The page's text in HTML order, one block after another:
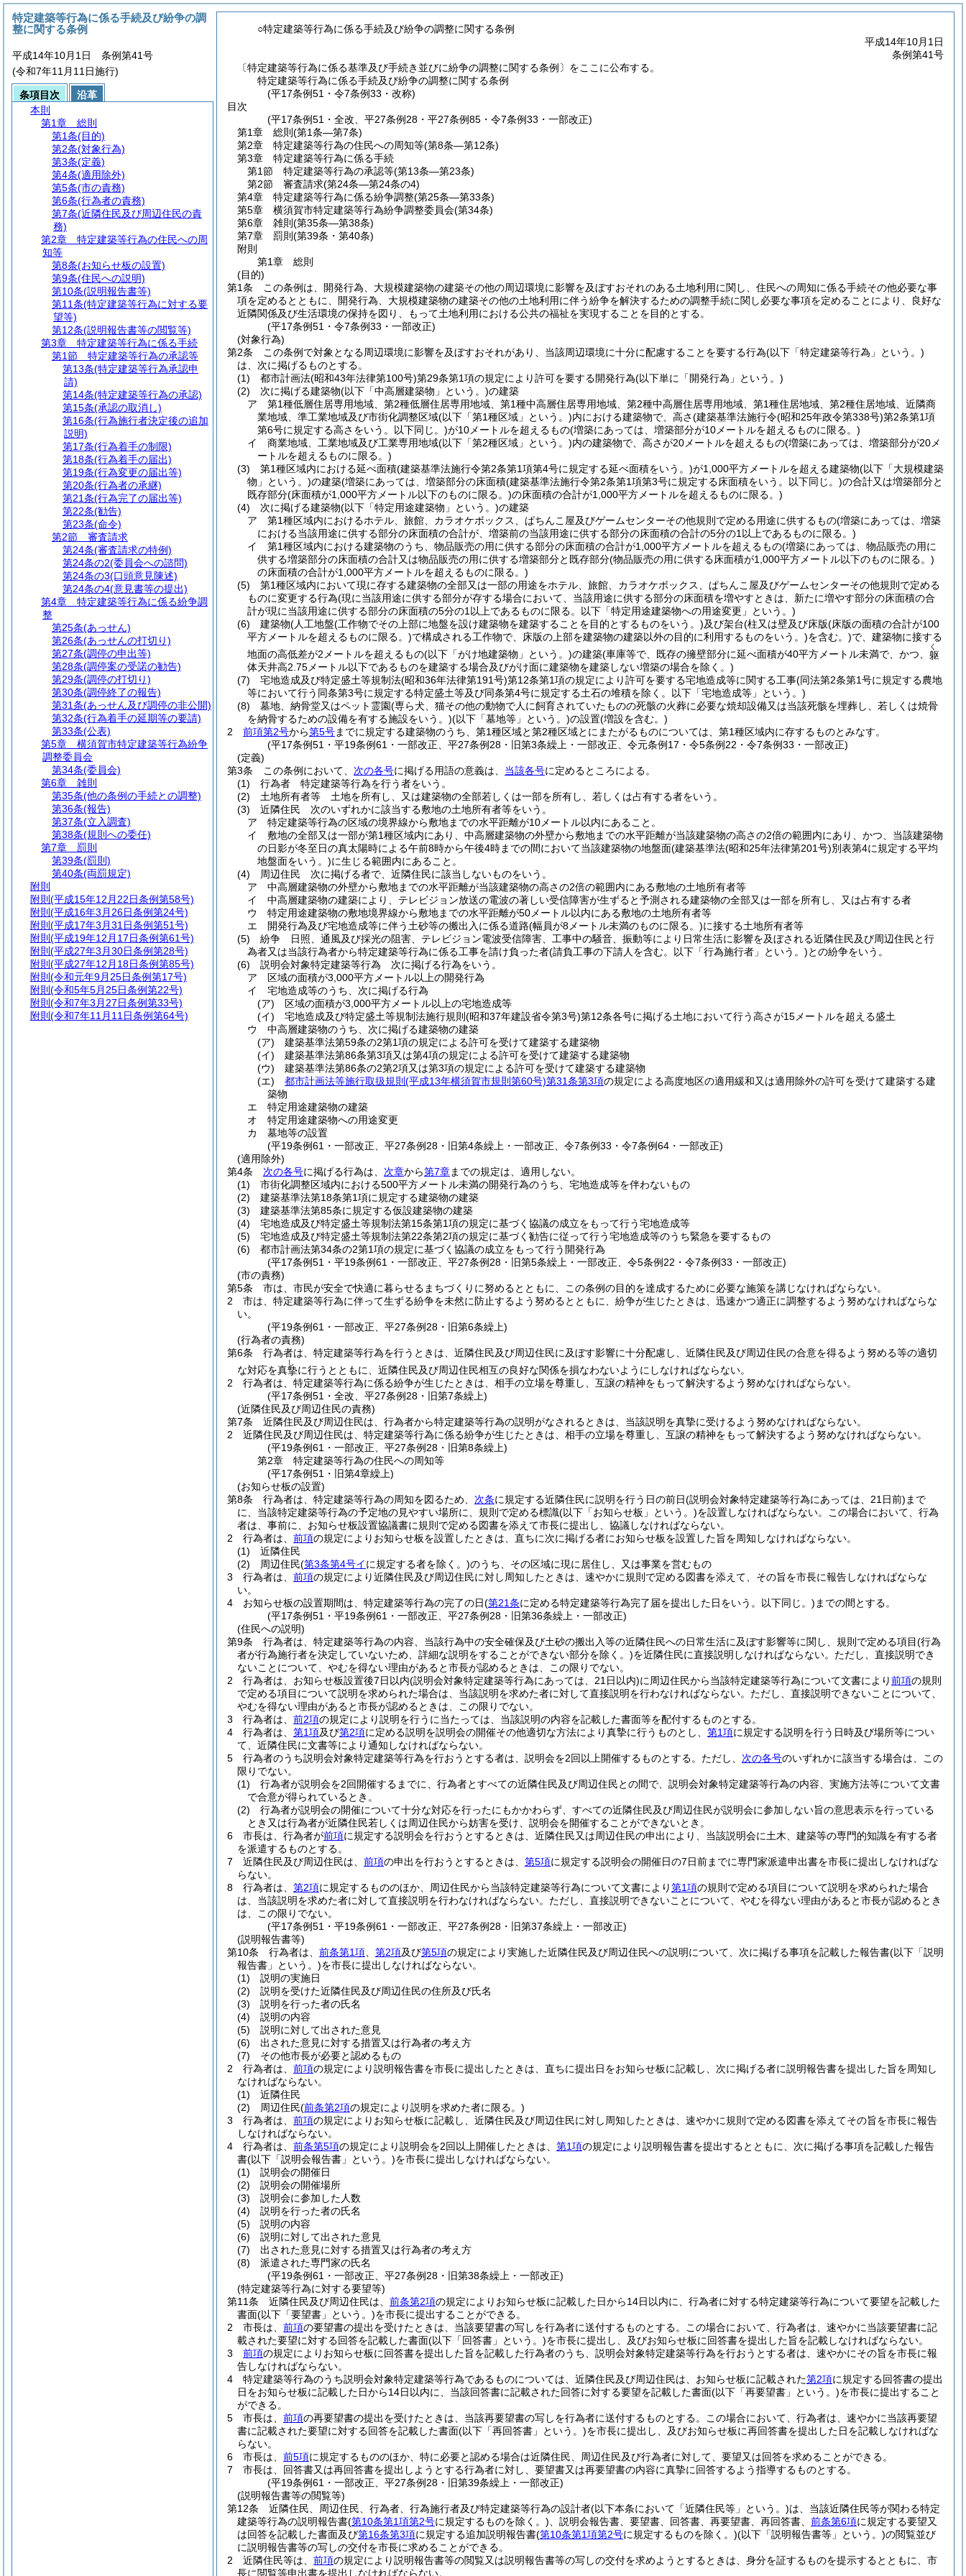
○特定建築等行為に係る手続及び紛争の調整に関する条例
平成14年10月1日
条例第41号
〔特定建築等行為に係る基準及び手続き並びに紛争の調整に関する条例〕をここに公布する。
特定建築等行為に係る手続及び紛争の調整に関する条例
(平17条例51・令7条例33・改称)
目次
(平17条例51・全改、平27条例28・平27条例85・令7条例33・一部改正)
第1章
総則 (第1条―第7条)
第2章
特定建築等行為の住民への周知等(第8条―第12条)
第3章
特定建築等行為に係る手続
第1節
特定建築等行為の承認等(第13条―第23条)
第2節
審査請求(第24条―第24条の4)
第4章
特定建築等行為に係る紛争調整(第25条―第33条)
第5章
横須賀市特定建築等行為紛争調整委員会(第34条)
第6章
雑則 (第35条―第38条)
第7章
罰則 (第39条・第40条)
附則
第1章
総則
(目的)
第1条
この条例は、開発行為、大規模建築物の建築その他の周辺環境に影響を及ぼすおそれのある土地利用に関し、住民への周知に係る手続その他必要な事
項を定めるとともに、開発行為、大規模建築物の建築その他の土地利用に伴う紛争を解決するための調整手続に関し必要な事項を定めることにより、良好な
近隣関係及び生活環境の保持を図り、もって土地利用における公共の福祉を実現することを目的とする。
(平17条例51・令7条例33・一部改正)
(対象行為)
第2条
この条例で対象となる周辺環境に影響を及ぼすおそれがあり、当該周辺環境に十分に配慮することを要する行為(以下「特定建築等行為」という。)
は、次に掲げるものとする。
(1)
都市計画法(昭和43年法律第100号)第29条第1項の規定により許可を要する開発行為(以下単に「開発行為」という。)
(2)
次に掲げる建築物(以下「中高層建築物」という。)の建築
ア
第1種低層住居専用地域、第2種低層住居専用地域、第1種中高層住居専用地域、第2種中高層住居専用地域、第1種住居地域、第2種住居地域、近隣商
業地域、準工業地域及び市街化調整区域(以下「第1種区域」という。)内における建築物で、高さ(建築基準法施行令(昭和25年政令第338号)第2条第1項
第6号に規定する高さをいう。以下同じ。)が10メートルを超えるもの(増築にあっては、増築部分が10メートルを超えるものに限る。)
イ
商業地域、工業地域及び工業専用地域(以下「第2種区域」という。)内の建築物で、高さが20メートルを超えるもの(増築にあっては、増築部分が20メ
ートルを超えるものに限る。)
(3)
第1種区域内における延べ面積(建築基準法施行令第2条第1項第4号に規定する延べ面積をいう。)が1,000平方メートルを超える建築物(以下「大規模建築
物」という。)の建築(増築にあっては、増築部分の床面積(建築基準法施行令第2条第1項第3号に規定する床面積をいう。以下同じ。)の合計又は増築部分と
既存部分(床面積が1,000平方メートル以下のものに限る。)の床面積の合計が1,000平方メートルを超えるものに限る。)
(4)
次に掲げる建築物(以下「特定用途建築物」という。)の建築
ア
第1種区域内におけるホテル、旅館、カラオケボックス、ぱちんこ屋及びゲームセンターその他規則で定める用途に供するもの(増築にあっては、増築
における当該用途に供する部分の床面積の合計が、増築前の当該用途に供する部分の床面積の合計の5分の1以上であるものに限る。)
イ
第1種区域内における建築物のうち、物品販売の用に供する部分の床面積の合計が1,000平方メートルを超えるもの(増築にあっては、物品販売の用に
供する増築部分の床面積の合計又は物品販売の用に供する増築部分と既存部分(物品販売の用に供する床面積が1,000平方メートル以下のものに限る。)
の床面積の合計が1,000平方メートルを超えるものに限る。)
(5)
第1種区域内において現に存する建築物の全部又は一部の用途をホテル、旅館、カラオケボックス、ぱちんこ屋及びゲームセンターその他規則で定める
ものに変更する行為(現に当該用途に供する部分が存する場合において、当該用途に供する部分の床面積を増やすときは、新たに増やす部分の床面積の合
計が現に当該用途に供する部分の床面積の5分の1以上であるものに限る。以下「特定用途建築物への用途変更」という。)
(6)
建築物(人工地盤(工作物でその上部に地盤を設け建築物を建築することを目的とするものをいう。)及び架台(柱又は壁及び床版(床版の面積の合計が100
平方メートルを超えるものに限る。)で構成される工作物で、床版の上部を建築物の建築以外の目的に利用するものをいう。)を含む。)で、建築物に接する
地面の高低差が2メートルを超えるもの(以下「がけ地建築物」という。)の建築(車庫等で、既存の擁壁部分に延べ面積が40平方メートル未満で、かつ、 躯
く
体天井高2.75メートル以下であるものを建築する場合及びがけ面に建築物を建築しない増築の場合を除く。)
(7)
宅地造成及び特定盛土等規制法(昭和36年法律第191号)第12条第1項の規定により許可を要する宅地造成等に関する工事(同法第2条第1号に規定する農地
等において行う同条第3号に規定する特定盛土等及び同条第4号に規定する土石の堆積を除く。以下「宅地造成等」という。)
(8)
墓地、納骨堂又はペット霊園(専ら犬、猫その他の動物で人に飼育されていたものの死骸の火葬に必要な焼却設備又は当該死骸を埋葬し、若しくは焼骨
を納骨するための設備を有する施設をいう。)(以下「墓地等」という。)の設置(増設を含む。)
2
前項第2号から第5号までに規定する建築物のうち、第1種区域と第2種区域とにまたがるものについては、第1種区域内に存するものとみなす。
(平17条例51・平19条例61・一部改正、平27条例28・旧第3条繰上・一部改正、令元条例17・令5条例22・令7条例33・一部改正)
(定義)
第3条
この条例において、 次の各号に掲げる用語の意義は、 当該各号に定めるところによる。
(1)
行為者 特定建築等行為を行う者をいう。
(2)
土地所有者等 土地を所有し、又は建築物の全部若しくは一部を所有し、若しくは占有する者をいう。
(3)
近隣住民 次のいずれかに該当する敷地の土地所有者等をいう。
ア
特定建築等行為の区域の境界線から敷地までの水平距離が10メートル以内にあること。
イ
敷地の全部又は一部が第1種区域内にあり、中高層建築物の外壁から敷地までの水平距離が当該建築物の高さの2倍の範囲内にあり、かつ、当該建築物
の日影が冬至日の真太陽時による午前8時から午後4時までの間において当該建築物の地盤面(建築基準法(昭和25年法律第201号)別表第4に規定する平均
地盤面をいう。)に生じる範囲内にあること。
(4)
周辺住民 次に掲げる者で、近隣住民に該当しないものをいう。
ア
中高層建築物の外壁から敷地までの水平距離が当該建築物の高さの2倍の範囲内にある敷地の土地所有者等
イ
中高層建築物の建築により、テレビジョン放送の電波の著しい受信障害が生ずると予測される建築物の全部又は一部を所有し、又は占有する者
ウ
特定用途建築物の敷地境界線から敷地までの水平距離が50メートル以内にある敷地の土地所有者等
エ
開発行為及び宅地造成等に伴う土砂等の搬出入に係る道路(幅員が8メートル未満のものに限る。)に接する土地所有者等
(5)
紛争 日照、通風及び採光の阻害、テレビジョン電波受信障害、工事中の騒音、振動等により日常生活に影響を及ぼされる近隣住民及び周辺住民と行
為者又は当該行為者から特定建築等行為に係る工事を請け負った者(請負工事の下請人を含む。以下「行為施行者」という。)との紛争をいう。
(6)
説明会対象特定建築等行為 次に掲げる行為をいう。
ア
区域の面積が3,000平方メートル以上の開発行為
イ
宅地造成等のうち、次に掲げる行為
(ア)
区域の面積が3,000平方メートル以上の宅地造成等
(イ)
宅地造成及び特定盛土等規制法施行規則(昭和37年建設省令第3号)第12条各号に掲げる土地において行う高さが15メートルを超える盛土
ウ
中高層建築物のうち、次に掲げる建築物の建築
(ア)
建築基準法第59条の2第1項の規定による許可を受けて建築する建築物
(イ)
建築基準法第86条第3項又は第4項の規定による許可を受けて建築する建築物
(ウ)
建築基準法第86条の2第2項又は第3項の規定による許可を受けて建築する建築物
(エ)
都市計画法等施行取扱規則(平成13年横須賀市規則第60号)第31条第3項の規定による高度地区の適用緩和又は適用除外の許可を受けて建築する建
築物
エ
特定用途建築物の建築
オ
特定用途建築物への用途変更
カ
墓地等の設置
(平19条例61・一部改正、平27条例28・旧第4条繰上・一部改正、令7条例33・令7条例64・一部改正)
(適用除外)
第4条
次の各号に掲げる行為は、 次章から第7章までの規定は、適用しない。
(1)
市街化調整区域内における500平方メートル未満の開発行為のうち、宅地造成等を伴わないもの
(2)
建築基準法第18条第1項に規定する建築物の建築
(3)
建築基準法第85条に規定する仮設建築物の建築
(4)
宅地造成及び特定盛土等規制法第15条第1項の規定に基づく協議の成立をもって行う宅地造成等
(5)
宅地造成及び特定盛土等規制法第22条第2項の規定に基づく勧告に従って行う宅地造成等のうち緊急を要するもの
(6)
都市計画法第34条の2第1項の規定に基づく協議の成立をもって行う開発行為
(平17条例51・平19条例61・一部改正、平27条例28・旧第5条繰上・一部改正、令5条例22・令7条例33・一部改正)
(市の責務)
第5条
市は、市民が安全で快適に暮らせるまちづくりに努めるとともに、この条例の目的を達成するために必要な施策を講じなければならない。
2
市は、特定建築等行為に伴って生ずる紛争を未然に防止するよう努めるとともに、紛争が生じたときは、迅速かつ適正に調整するよう努めなければならな
い。
(平19条例61・一部改正、平27条例28・旧第6条繰上)
(行為者の責務)
第6条
行為者は、特定建築等行為を行うときは、近隣住民及び周辺住民に及ぼす影響に十分配慮し、近隣住民及び周辺住民の合意を得るよう努める等の適切
な対応を真摯
し
に行うとともに、近隣住民及び周辺住民相互の良好な関係を損なわないようにしなければならない。
2
行為者は、特定建築等行為に係る紛争が生じたときは、相手の立場を尊重し、互譲の精神をもって解決するよう努めなければならない。
(平17条例51・全改、平27条例28・旧第7条繰上)
(近隣住民及び周辺住民の責務)
第7条
近隣住民及び周辺住民は、行為者から特定建築等行為の説明がなされるときは、当該説明を真摯に受けるよう努めなければならない。
2
近隣住民及び周辺住民は、特定建築等行為に係る紛争が生じたときは、相手の立場を尊重し、互譲の精神をもって解決するよう努めなければならない。
(平19条例61・一部改正、平27条例28・旧第8条繰上)
第2章
特定建築等行為の住民への周知等
(平17条例51・旧第4章繰上)
(お知らせ板の設置)
第8条
行為者は、特定建築等行為の周知を図るため、 次条に規定する近隣住民に説明を行う日の前日(説明会対象特定建築等行為にあっては、21日前) まで
に、当該特定建築等行為の予定地の見やすい場所に、規則で定める標識(以下「お知らせ板」という。)を設置しなければならない。
この場合において、行為
者は、事前に、お知らせ板設置協議書に規則で定める図書を添えて市長に提出し、協議しなければならない。
2
行為者は、 前項の規定によりお知らせ板を設置したときは、直ちに次に掲げる者にお知らせ板を設置した旨を周知しなければならない。
(1)
近隣住民
(2)
周辺住民(第3条第4号イに規定する者を除く。)のうち、その区域に現に居住し、又は事業を営むもの
3
行為者は、 前項の規定により近隣住民及び周辺住民に対し周知したときは、速やかに規則で定める図書を添えて、その旨を市長に報告しなければならな
い。
4
お知らせ板の設置期間は、特定建築等行為の完了の日(第21条に定める特定建築等行為完了届を提出した日をいう。以下同じ。) までの間とする。
(平17条例51・平19条例61・一部改正、平27条例28・旧第36条繰上・一部改正)
(住民への説明)
第9条
行為者は、特定建築等行為の内容、当該行為中の安全確保及び土砂の搬出入等の近隣住民への日常生活に及ぼす影響等に関し、規則で定める項目(行為
者が行為施行者を決定していないため、詳細な説明をすることができない部分を除く。)を近隣住民に直接説明しなければならない。 ただし、直接説明でき
ないことについて、やむを得ない理由があると市長が認めるときは、この限りでない。
2
行為者は、お知らせ板設置後7日以内(説明会対象特定建築等行為にあっては、21日以内)に周辺住民から当該特定建築等行為について文書により前項の規則
で定める項目について説明を求められた場合は、当該説明を求めた者に対して直接説明を行わなければならない。 ただし、直接説明できないことについて、
やむを得ない理由があると市長が認めるときは、この限りでない。
3
行為者は、 前2項の規定により説明を行うに当たっては、当該説明の内容を記載した書面等を配付するものとする。
4
行為者は、 第1項及び第2項に定める説明を説明会の開催その他適切な方法により真摯に行うものとし、 第1項に規定する説明を行う日時及び場所等につい
て、近隣住民に文書等により通知しなければならない。
5
行為者のうち説明会対象特定建築等行為を行おうとする者は、説明会を2回以上開催するものとする。 ただし、 次の各号のいずれかに該当する場合は、この
限りでない。
(1)
行為者が説明会を2回開催するまでに、行為者とすべての近隣住民及び周辺住民との間で、説明会対象特定建築等行為の内容、実施方法等について文書
で合意が得られているとき。
(2)
行為者が説明会の開催について十分な対応を行ったにもかかわらず、すべての近隣住民及び周辺住民が説明会に参加しない旨の意思表示を行っている
とき又は行為者が近隣住民若しくは周辺住民から妨害を受け、説明会を開催することができないとき。
6
市長は、行為者が前項に規定する説明会を行おうとするときは、近隣住民又は周辺住民の申出により、当該説明会に土木、建築等の専門的知識を有する者
を派遣するものとする。
7
近隣住民及び周辺住民は、 前項の申出を行おうとするときは、 第5項に規定する説明会の開催日の7日前までに専門家派遣申出書を市長に提出しなければな
らない。
8
行為者は、 第2項に規定するもののほか、周辺住民から当該特定建築等行為について文書により第1項の規則で定める項目について説明を求められた場合
は、当該説明を求めた者に対して直接説明を行わなければならない。 ただし、直接説明できないことについて、やむを得ない理由があると市長が認めるとき
は、この限りでない。
(平17条例51・平19条例61・一部改正、平27条例28・旧第37条繰上・一部改正)
(説明報告書等)
第10条
行為者は、 前条第1項 第2項及び第5項の規定により実施した近隣住民及び周辺住民への説明について、次に掲げる事項を記載した報告書(以下「説明
報告書」という。)を市長に提出しなければならない。
(1)
説明の実施日
(2)
説明を受けた近隣住民及び周辺住民の住所及び氏名
(3)
説明を行った者の氏名
(4)
説明の内容
(5)
説明に対して出された意見
(6)
出された意見に対する措置又は行為者の考え方
(7)
その他市長が必要と認めるもの
2
行為者は、 前項の規定により説明報告書を市長に提出したときは、直ちに提出日をお知らせ板に記載し、次に掲げる者に説明報告書を提出した旨を周知し
なければならない。
(1)
近隣住民
(2)
周辺住民(前条第2項の規定により説明を求めた者に限る。)
3
行為者は、 前項の規定によりお知らせ板に記載し、近隣住民及び周辺住民に対し周知したときは、速やかに規則で定める図書を添えてその旨を市長に報告
しなければならない。
4
行為者は、 前条第5項の規定により説明会を2回以上開催したときは、 第1項の規定により説明報告書を提出するとともに、次に掲げる事項を記載した報告
書(以下「説明会報告書」という。)を市長に提出しなければならない。
(1)
説明会の開催日
(2)
説明会の開催場所
(3)
説明会に参加した人数
(4)
説明を行った者の氏名
(5)
説明の内容
(6)
説明に対して出された意見
(7)
出された意見に対する措置又は行為者の考え方
(8)
派遣された専門家の氏名
(平19条例61・一部改正、平27条例28・旧第38条繰上・一部改正)
(特定建築等行為に対する要望等)
第11条
近隣住民及び周辺住民は、 前条第2項の規定によりお知らせ板に記載した日から14日以内に、行為者に対する特定建築等行為について要望を記載した
書面(以下「要望書」という。)を市長に提出することができる。
2
市長は、 前項の要望書の提出を受けたときは、当該要望書の写しを行為者に送付するものとする。
この場合において、行為者は、速やかに当該要望書に記
載された要望に対する回答を記載した書面(以下「回答書」という。)を市長に提出し、及びお知らせ板に回答書を提出した旨を記載しなければならない。
3
前項の規定によりお知らせ板に回答書を提出した旨を記載した行為者のうち、説明会対象特定建築等行為を行おうとする者は、速やかにその旨を市長に報
告しなければならない。
4
特定建築等行為のうち説明会対象特定建築等行為であるものについては、近隣住民及び周辺住民は、お知らせ板に記載された第2項に規定する回答書の提出
日をお知らせ板に記載した日から14日以内に、当該回答書に記載された回答に対する要望を記載した書面(以下「再要望書」という。)を市長に提出すること
ができる。
5
市長は、 前項の再要望書の提出を受けたときは、当該再要望書の写しを行為者に送付するものとする。
この場合において、行為者は、速やかに当該再要望
書に記載された要望に対する回答を記載した書面(以下「再回答書」という。)を市長に提出し、及びお知らせ板に再回答書を提出した日を記載しなければな
らない。
6
市長は、 前5項に規定するもののほか、特に必要と認める場合は近隣住民、周辺住民及び行為者に対して、要望又は回答を求めることができる。
7
市長は、回答書又は再回答書を提出しようとする行為者に対し、要望書又は再要望書の内容に真摯に回答するよう指導するものとする。
(平19条例61・一部改正、平27条例28・旧第39条繰上・一部改正)
(説明報告書等の閲覧等)
第12条
近隣住民、周辺住民、行為者、行為施行者及び特定建築等行為の設計者(以下本条において「近隣住民等」という。)は、当該近隣住民等が関わる特定
建築等行為の説明報告書(第10条第1項第2号に規定するものを除く。) 、説明会報告書、要望書、回答書、再要望書、再回答書、 前条第6項に規定する要望又
は回答を記載した書面及び第16条第3項に規定する追加説明報告書(第10条第1項第2号に規定するものを除く。)(以下「説明報告書等」という。)の閲覧並び
に説明報告書等の写しの交付を市長に求めることができる。
2
近隣住民等は、 前項の規定により説明報告書等の閲覧又は説明報告書等の写しの交付を求めようとするときは、身分を証するものを提示するとともに、市
長に閲覧等申出書を提出しなければならない。
特定建築等行為に係る手続及び紛争の調
整に関する条例
平成14年10月1日 条例第41号
(令和7年11月11日施行)
条項目次
沿革
本則
第1章
総則
第1条(目的)
第2条(対象行為)
第3条(定義)
第4条(適用除外)
第5条(市の責務)
第6条(行為者の責務)
第7条(近隣住民及び周辺住民の責
務)
第2章
特定建築等行為の住民への周
知等
第8条(お知らせ板の設置)
第9条(住民への説明)
第10条(説明報告書等)
第11条(特定建築等行為に対する要
望等)
第12条(説明報告書等の閲覧等)
第3章
特定建築等行為に係る手続
第1節
特定建築等行為の承認等
第13条(特定建築等行為承認申
請)
第14条(特定建築等行為の承認)
第15条(承認の取消し)
第16条(行為施行者決定後の追加
説明)
第17条(行為着手の制限)
第18条(行為着手の届出)
第19条(行為変更の届出等)
第20条(行為者の承継)
第21条(行為完了の届出等)
第22条(勧告)
第23条(命令)
第2節
審査請求
第24条(審査請求の特例)
第24条の2(委員会への諮問)
第24条の3(口頭意見陳述)
第24条の4(意見書等の提出)
第4章
特定建築等行為に係る紛争調
整
第25条(あっせん)
第26条(あっせんの打切り)
第27条(調停の申出等)
第28条(調停案の受諾の勧告)
第29条(調停の打切り)
第30条(調停終了の報告)
第31条(あっせん及び調停の非公開)
第32条(行為着手の延期等の要請)
第33条(公表)
第5章
横須賀市特定建築等行為紛争
調整委員会
第34条(委員会)
第6章
雑則
第35条(他の条例の手続との調整)
第36条(報告)
第37条(立入調査)
第38条(規則への委任)
第7章
罰則
第39条(罰則)
第40条(両罰規定)
附則
附則 (平成15年12月22日条例第58号)
附則 (平成16年3月26日条例第24号)
附則 (平成17年3月31日条例第51号)
附則 (平成19年12月17日条例第61号)
附則 (平成27年3月30日条例第28号)
附則 (平成27年12月18日条例第85号)
附則 (令和元年9月25日条例第17号)
附則 (令和5年5月25日条例第22号)
附則 (令和7年3月27日条例第33号)
附則 (令和7年11月11日条例第64号)